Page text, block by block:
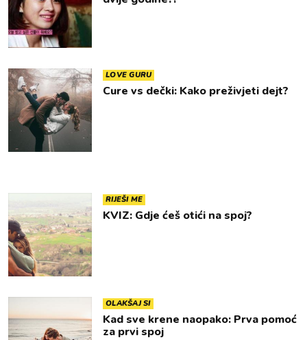
LOVE GURU
Cure vs dečki: Kako preživjeti dejt?
RIJEŠI ME
KVIZ: Gdje ćeš otići na spoj?
OLAKŠAJ SI
Kad sve krene naopako: Prva pomoć
za prvi spoj